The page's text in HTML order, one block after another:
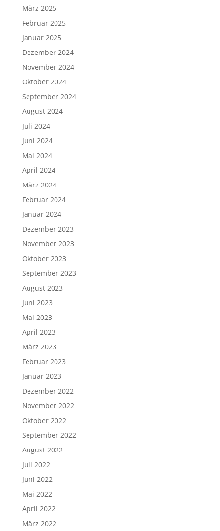
März 2025
Februar 2025
Januar 2025
Dezember 2024
November 2024
Oktober 2024
September 2024
August 2024
Juli 2024
Juni 2024
Mai 2024
April 2024
März 2024
Februar 2024
Januar 2024
Dezember 2023
November 2023
Oktober 2023
September 2023
August 2023
Juni 2023
Mai 2023
April 2023
März 2023
Februar 2023
Januar 2023
Dezember 2022
November 2022
Oktober 2022
September 2022
August 2022
Juli 2022
Juni 2022
Mai 2022
April 2022
März 2022